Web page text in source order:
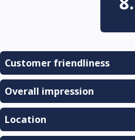
Customer friendliness
Overall impression
Location